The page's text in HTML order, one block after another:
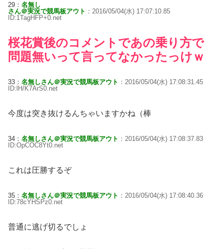
29： 名無し
さん＠実況で競馬板アウト ：2016/05/04(水) 17:07:10.85
ID:1TagHFP+0.net
桜花賞後のコメントであの乗り方で
問題無いって言ってなかったっけｗ
33： 名無しさん＠実況で競馬板アウト ：2016/05/04(水) 17:08:31.45
ID:lH/K7ArS0.net
今度は突き抜けるんちゃいますかね（棒
34： 名無しさん＠実況で競馬板アウト ：2016/05/04(水) 17:08:37.83
ID:OpCOC8Yt0.net
これは圧勝するぞ
35： 名無しさん＠実況で競馬板アウト ：2016/05/04(水) 17:08:40.36
ID:78cYHSPz0.net
普通に逃げ切るでしょ